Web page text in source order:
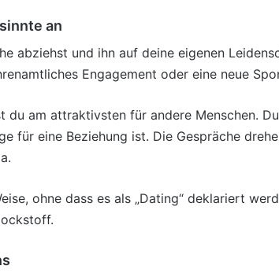
an
abziehst und ihn auf deine eigenen
Engagement oder eine neue
du am attraktivsten für andere Menschen.
für eine Beziehung ist. Die Gespräche
ohne dass es als „Dating“ deklariert